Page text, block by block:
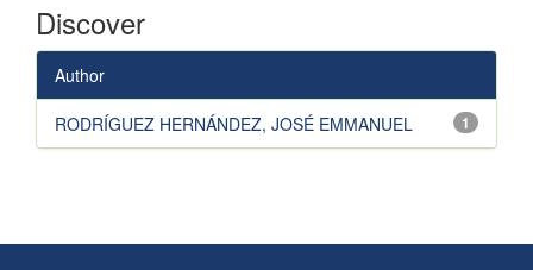
Discover
Author
1
RODRÍGUEZ HERNÁNDEZ, JOSÉ EMMANUEL